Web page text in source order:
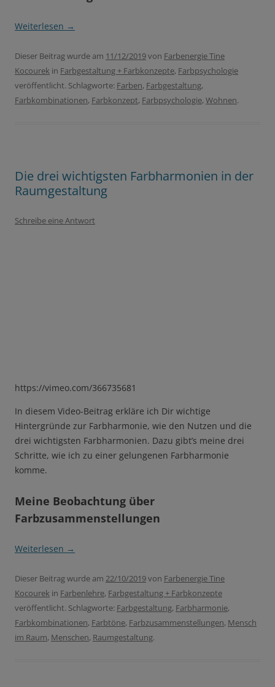
Weiterlesen →
Dieser Beitrag wurde am 11/12/2019von Farbenergie Tine
Kocourek in Farbgestaltung + Farbkonzepte, Farbpsychologie
veröffentlicht. Schlagworte: Farben, Farbgestaltung,
Farbkombinationen, Farbkonzept, Farbpsychologie, Wohnen.
Die drei wichtigsten Farbharmonien in der
Raumgestaltung
Schreibe eine Antwort
https://vimeo.com/366735681
In diesem Video-Beitrag erkläre ich Dir wichtige
Hintergründe zur Farbharmonie, wie den Nutzen und die
drei wichtigsten Farbharmonien. Dazu gibt’s meine drei
Schritte, wie ich zu einer gelungenen Farbharmonie
komme.
Meine Beobachtung über
Farbzusammenstellungen
Weiterlesen →
Dieser Beitrag wurde am 22/10/2019von Farbenergie Tine
Kocourek in Farbenlehre, Farbgestaltung + Farbkonzepte
veröffentlicht. Schlagworte: Farbgestaltung, Farbharmonie,
Farbkombinationen, Farbtöne, Farbzusammenstellungen, Mensch
im Raum, Menschen, Raumgestaltung.